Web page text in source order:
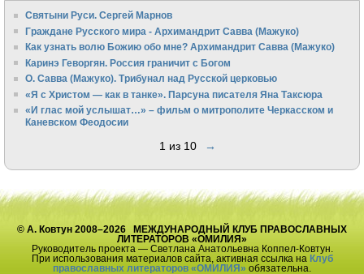
Святыни Руси. Сергей Марнов
Граждане Русского мира - Архимандрит Савва (Мажуко)
Как узнать волю Божию обо мне? Архимандрит Савва (Мажуко)
Каринэ Геворгян. Россия граничит с Богом
О. Савва (Мажуко). Трибунал над Русской церковью
«Я с Христом — как в танке». Парсуна писателя Яна Таксюра
«И глас мой услышат…» – фильм о митрополите Черкасском и
Каневском Феодосии
1 из 10 →
© А. Ковтун 2008–2026 МЕЖДУНАРОДНЫЙ КЛУБ ПРАВОСЛАВНЫХ
ЛИТЕРАТОРОВ «ОМИЛИЯ»
Руководитель проекта — Светлана Анатольевна Коппел-Ковтун.
При использования материалов сайта, активная ссылка на Клуб
православных литераторов «ОМИЛИЯ» обязательна.